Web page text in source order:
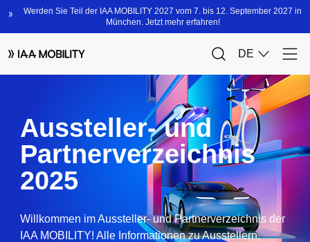
Aussteller- und
Partnerverzeichnis
2025
Willkommen im Aussteller- und Partnerverzeichnis der
IAA MOBILITY! Alle Informationen zu Ausstellern,